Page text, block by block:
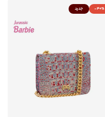
-40% جدید